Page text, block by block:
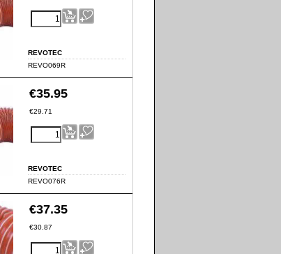
REVOTEC
REVO069R
€35.95
€29.71
REVOTEC
REVO076R
€37.35
€30.87